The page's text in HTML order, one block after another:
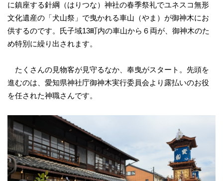
に鎮座する針綱（はりつな）神社の春季祭礼でユネスコ無形
文化遺産の「犬山祭」で曳かれる車山（やま）が御神木にお
供するのです。氏子域13町内の車山から６両が、御神木のた
め特別に繰り出されます。
たくさんの見物客が見守るなか、奉曳がスタート。先頭を
進むのは、愛知県神社庁御神木実行委員会より露払いのお役
を任された神職さんです。